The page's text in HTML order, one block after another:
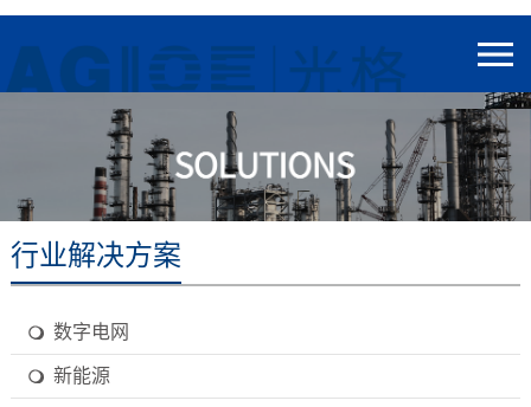
行业解决方案
数字电网
新能源